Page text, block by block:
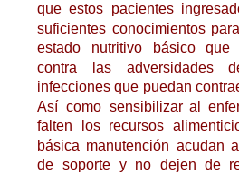
que estos pacientes
suficientes conocimientos para
estado
nutritivo básico que
contra
las adversidades
infecciones que puedan
Así como sensibilizar al
falten
los recursos
básica manutención acudan al
de soporte y no dejen de